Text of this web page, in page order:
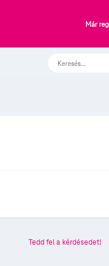
Már
Tedd fel a kérdésedet!